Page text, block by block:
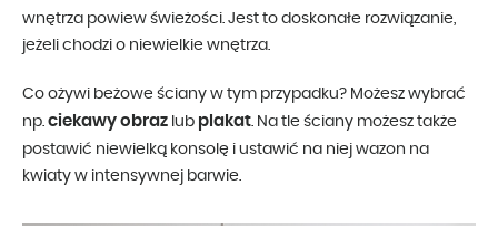
wnętrza powiew świeżości. Jest to doskonałe rozwiązanie,
jeżeli chodzi o niewielkie wnętrza.
Co ożywi beżowe ściany w tym przypadku? Możesz wybrać
np. ciekawy obraz lub plakat . Na tle ściany możesz także
postawić niewielką konsolę i ustawić na niej wazon na
kwiaty w intensywnej barwie.